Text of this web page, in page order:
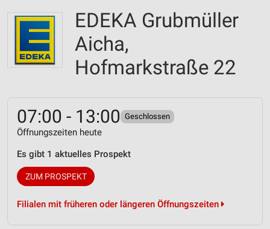
EDEKA Grubmüller
Aicha,
Hofmarkstraße 22
07:00 - 13:00 Geschlossen
Öffnungszeiten heute
Es gibt 1 aktuelles Prospekt
ZUM PROSPEKT
Filialen mit früheren oder längeren Öffnungszeiten